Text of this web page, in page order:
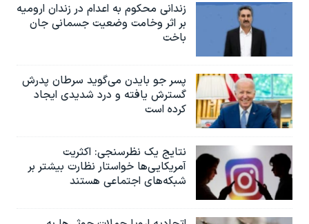
زندانی محکوم به اعدام در زندان ارومیه
بر اثر وخامت وضعیت جسمانی جان
باخت
پسر جو بایدن می‌گوید سرطان پدرش
گسترش یافته و درد شدیدی ایجاد
کرده است
نتایج یک نظرسنجی: اکثریت
آمریکایی‌ها خواستار نظارت بیشتر بر
شبکه‌های اجتماعی هستند